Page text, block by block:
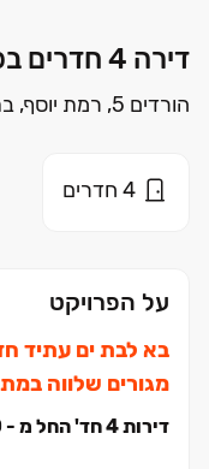
דירה 4 חדרים בפרויקט הורדים בת ים | מצלאוי
הורדים 5, רמת יוסף, בת ים
4 חדרים
על הפרויקט
בא לבת ים עתיד
מגורים שלווה
דירות ‏4 חד' החל מ - ‏2,685,000 ‏₪ בלבד!